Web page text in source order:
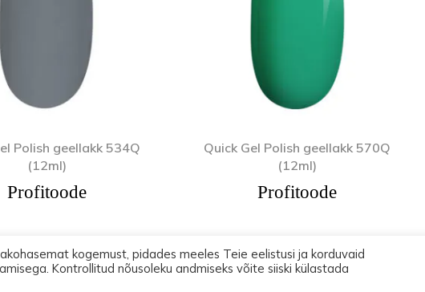
Polish geellakk 534Q
(12ml)
Profitoode
Quick Gel Polish geellakk 570Q
(12ml)
Profitoode
Lootos Ettevõtted OÜ. Tallinn PODOPHARM® Kõik õigused on kaitstud.
kogemust, pidades meeles Teie eelistusi ja korduvaid
Kontrollitud nõusoleku andmiseks võite siiski külastada